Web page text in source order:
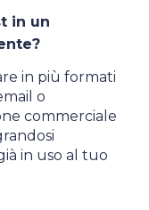
in un
in più formati
o
commerciale
in uso al tuo